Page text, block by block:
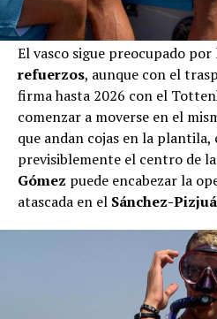
El vasco sigue preocupado por
refuerzos, aunque con el
firma hasta 2026 con el
comenzar a moverse en el
que andan cojas en la
previsiblemente el centro de
Gómez puede encabezar la
atascada en el Sánchez-